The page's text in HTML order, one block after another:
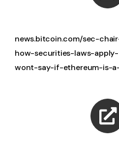
news.bitcoin.com/sec-
how-securities-laws-
wont-say-if-ethereum-is-